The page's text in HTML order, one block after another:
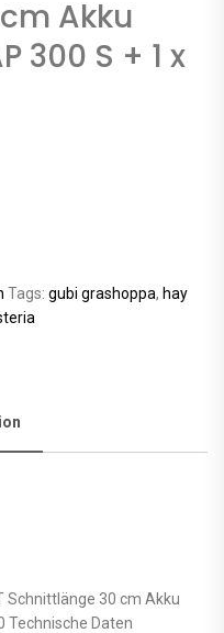
Akku
300 S + 1 x
Tags: gubi grashoppa, hay
Schnittlänge 30 cm Akku
Technische Daten